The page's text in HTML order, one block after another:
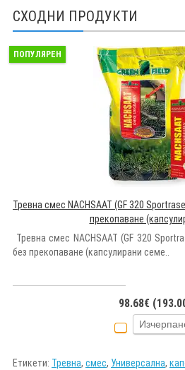
СХОДНИ ПРОДУКТИ
ПОПУЛЯРЕН
Тревна смес NACHSAAT (GF 320
прекопаване
Тревна смес NACHSAAT (GF 320
без прекопаване (капсулирани семе..
98.68€
Етикети: Тревна, смес, Универсална,